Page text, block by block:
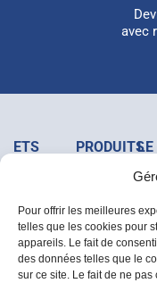
Pour offrir les meilleures
telles que les cookies pour
appareils. Le fait de
des données telles que le
sur ce site. Le fait de ne
avec
ETS
07 67
Rue de la
Dîme, 1A
/ B-7133,
PRODUITS
SERVICES
Acier
Bois
de
jardin
LE